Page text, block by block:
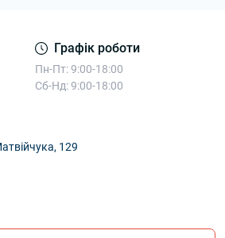
Графік роботи
Пн-Пт: 9:00-18:00
Сб-Нд: 9:00-18:00
129